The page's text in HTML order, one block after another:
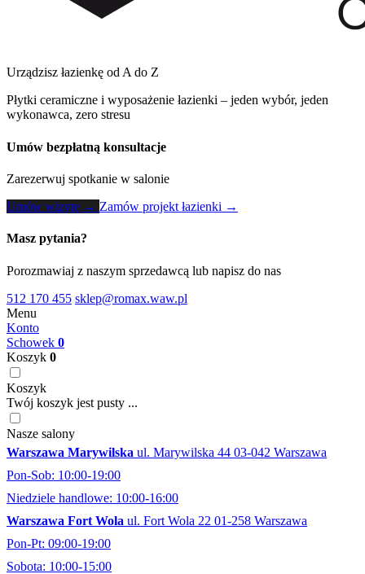
Urządzisz łazienkę od A do Z
Płytki ceramiczne i wyposażenie łazienki – jeden wybór, jeden
wykonawca, zero stresu
Umów bezpłatną konsultacje
Zarezerwuj spotkanie w salonie
Umów wizytę → Zamów projekt łazienki →
Masz pytania?
Porozmawiaj z naszym sprzedawcą lub napisz do nas
512 170 455 sklep@romax.waw.pl
Menu
Konto
Schowek 0
Koszyk 0
Koszyk
Twój koszyk jest pusty ...
Nasze salony
Warszawa Marywilska ul. Marywilska 44 03-042 Warszawa
Pon-Sob: 10:00-19:00
Niedziele handlowe: 10:00-16:00
Warszawa Fort Wola ul. Fort Wola 22 01-258 Warszawa
Pon-Pt: 09:00-19:00
Sobota: 10:00-15:00